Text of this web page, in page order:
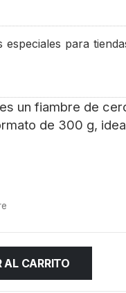
especiales para
un fiambre de
de 300 g,
AL CARRITO